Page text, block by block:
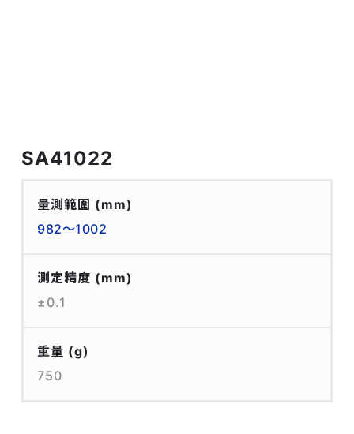
SA41022
量測範圍 (mm)
982～1002
測定精度 (mm)
±0.1
重量 (g)
750